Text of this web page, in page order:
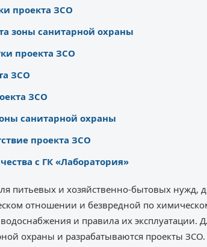
проекта ЗСО
зоны санитарной охраны
проекта ЗСО
ЗСО
ЗСО
санитарной охраны
проекта ЗСО
с ГК «Лаборатория»
питьевых и хозяйственно-бытовых нужд,
отношении и безвредной по
и правила их эксплуатации.
охраны и разрабатываются проекты ЗСО.